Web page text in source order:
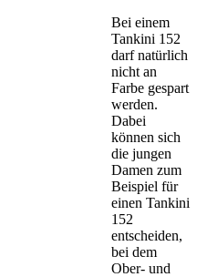
Bei einem
Tankini 152
darf natürlich
nicht an
Farbe gespart
werden.
Dabei
können sich
die jungen
Damen zum
Beispiel für
einen Tankini
152
entscheiden,
bei dem
Ober- und